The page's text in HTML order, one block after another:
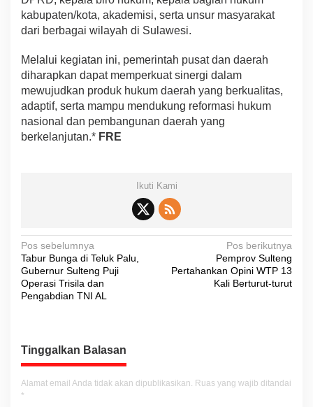
kabupaten/kota, akademisi, serta unsur masyarakat
dari berbagai wilayah di Sulawesi.
Melalui kegiatan ini, pemerintah pusat dan daerah
diharapkan dapat memperkuat sinergi dalam
mewujudkan produk hukum daerah yang berkualitas,
adaptif, serta mampu mendukung reformasi hukum
nasional dan pembangunan daerah yang
berkelanjutan.* FRE
Ikuti Kami
N
a
v
a
s
i
Pos sebelumnya
Tabur Bunga di Teluk Palu,
Gubernur Sulteng Puji
Operasi Trisila dan
Pengabdian TNI AL
Pos berikutnya
Pemprov Sulteng
Pertahankan Opini WTP 13
Kali Berturut-turut
Tinggalkan Balasan
Alamat email Anda tidak akan dipublikasikan. Ruas yang wajib ditandai
*